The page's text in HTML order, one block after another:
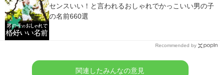
センスいい！と言われるおしゃれでかっこいい男の子
の名前660選
Recommended by
関連したみんなの意見